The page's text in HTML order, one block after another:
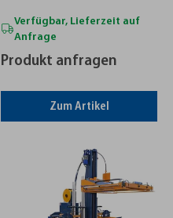
Verfügbar, Lieferzeit auf
Anfrage
Produkt anfragen
Zum Artikel